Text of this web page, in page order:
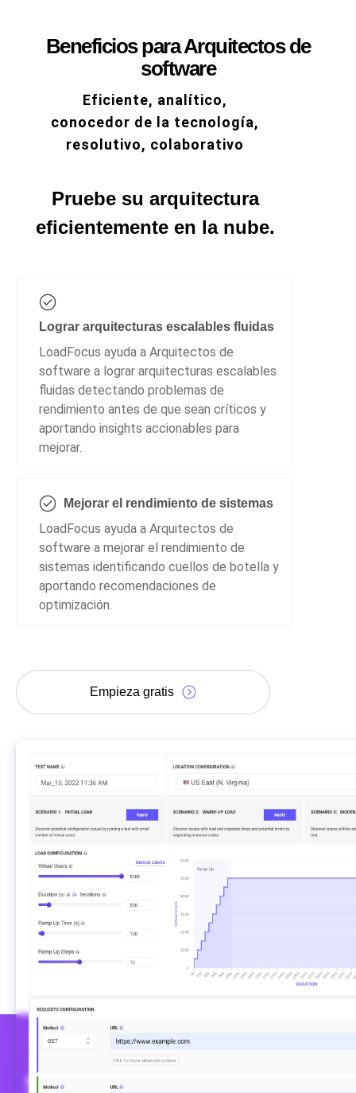
Beneficios para Arquitectos de
software
Eficiente, analítico,
conocedor de la tecnología,
resolutivo, colaborativo
Pruebe su arquitectura
eficientemente en la nube.
Lograr arquitecturas escalables fluidas
LoadFocus ayuda a Arquitectos de
software a lograr arquitecturas escalables
fluidas detectando problemas de
rendimiento antes de que sean críticos y
aportando insights accionables para
mejorar.
Mejorar el rendimiento de sistemas
LoadFocus ayuda a Arquitectos de
software a mejorar el rendimiento de
sistemas identificando cuellos de botella y
aportando recomendaciones de
optimización.
Empieza gratis
¿Tus